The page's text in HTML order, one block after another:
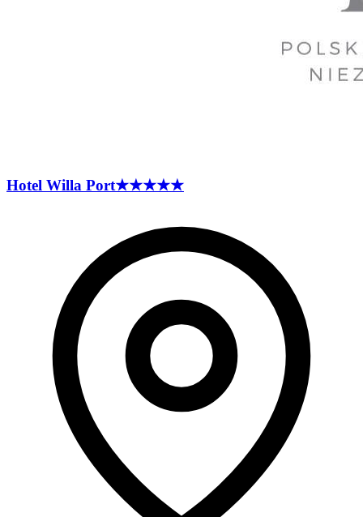
Hotel Willa Port★★★★★